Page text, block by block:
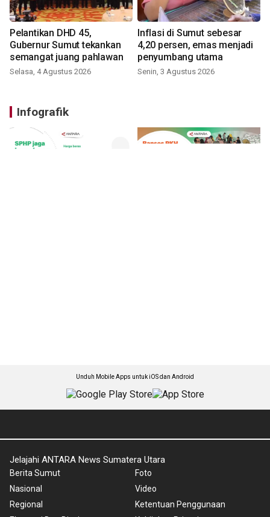
Pelantikan DHD 45,
Gubernur Sumut tekankan
semangat juang pahlawan
Selasa, 4 Agustus 2026
Inflasi di Sumut sebesar
4,20 persen, emas menjadi
penyumbang utama
Senin, 3 Agustus 2026
Infografik
Unduh Mobile Apps untuk iOS dan Android
Jelajahi ANTARA News Sumatera Utara
Berita Sumut
Nasional
Regional
Foto
Video
Ketentuan Penggunaan